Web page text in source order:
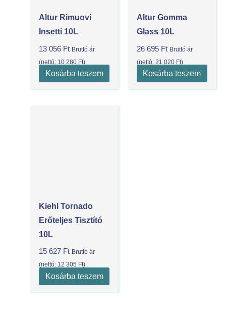
Altur Rimuovi
Insetti 10L
13 056 Ft Bruttó ár
(nettó: 10 280 Ft)
Kosárba teszem
Altur Gomma
Glass 10L
26 695 Ft Bruttó ár
(nettó: 21 020 Ft)
Kosárba teszem
Kiehl Tornado
Erőteljes Tisztító
10L
15 627 Ft Bruttó ár
(nettó: 12 305 Ft)
Kosárba teszem